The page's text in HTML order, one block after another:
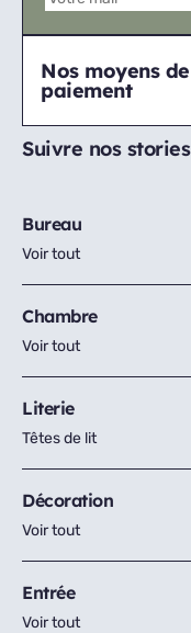
Nos moyens de
paiement
Suivre nos stories
Bureau
Voir tout
Chambre
Voir tout
Literie
Têtes de lit
Décoration
Voir tout
Entrée
Voir tout